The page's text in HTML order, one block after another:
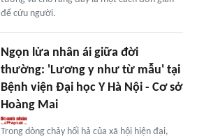
để cứu người.
Ngọn lửa nhân ái giữa đời
thường: 'Lương y như từ mẫu' tại
Bệnh viện Đại học Y Hà Nội - Cơ sở
Hoàng Mai
Trong dòng chảy hối hả của xã hội hiện đại,